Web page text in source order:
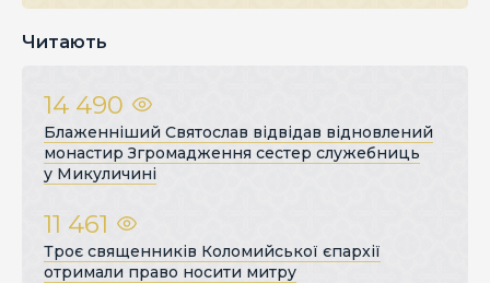
Читають
14 490
Блаженніший Святослав відвідав відновлений
монастир Згромадження сестер служебниць
у Микуличині
11 461
Троє священників Коломийської єпархії
отримали право носити митру